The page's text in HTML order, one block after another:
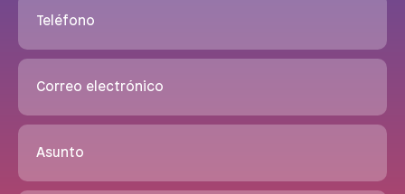
Teléfono
Correo electrónico
Asunto